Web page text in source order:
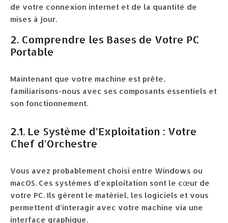
de votre connexion internet et de la quantité de
mises à jour.
2. Comprendre les Bases de Votre PC
Portable
Maintenant que votre machine est prête,
familiarisons-nous avec ses composants essentiels et
son fonctionnement.
2.1. Le Système d’Exploitation : Votre
Chef d’Orchestre
Vous avez probablement choisi entre Windows ou
macOS. Ces systèmes d’exploitation sont le cœur de
votre PC. Ils gèrent le matériel, les logiciels et vous
permettent d’interagir avec votre machine via une
interface graphique.